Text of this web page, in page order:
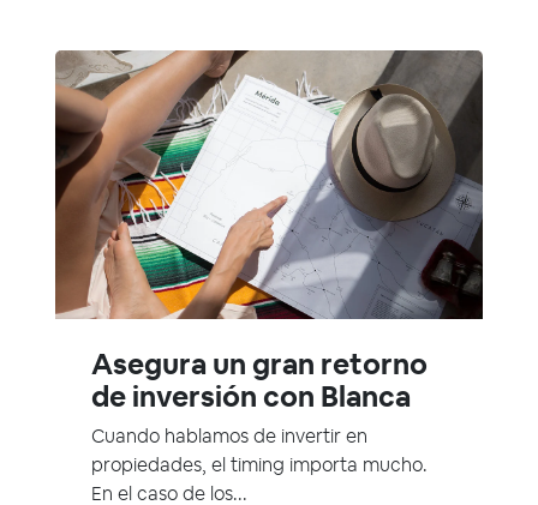
Asegura un gran retorno
de inversión con Blanca
Cuando hablamos de invertir en
propiedades, el timing importa mucho.
En el caso de los...